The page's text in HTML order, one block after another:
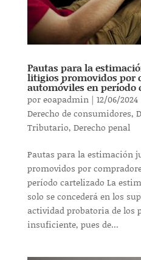
Pautas para la
litigios promovidos por
automóviles en período
poreoapadmin| 12/06/2024
Derecho de consumidores,
Tributario, Derecho penal
Pautas para la estimación
promovidos por
período cartelizado La
solo se concederá en los
actividad probatoria de los
insuficiente, pues de...